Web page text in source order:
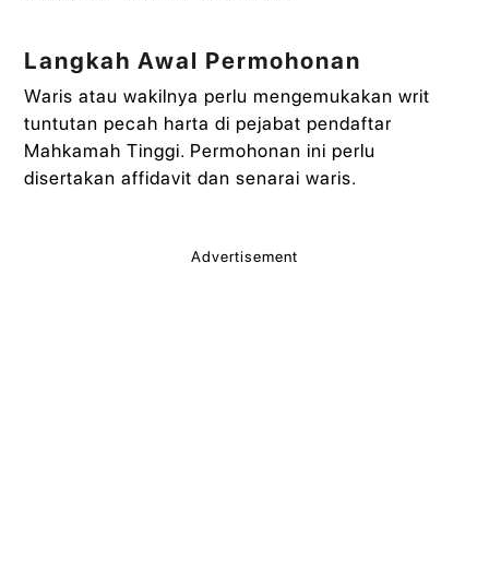
Langkah Awal Permohonan
Waris atau wakilnya perlu mengemukakan writ
tuntutan pecah harta di pejabat pendaftar
Mahkamah Tinggi. Permohonan ini perlu
disertakan affidavit dan senarai waris.
Advertisement